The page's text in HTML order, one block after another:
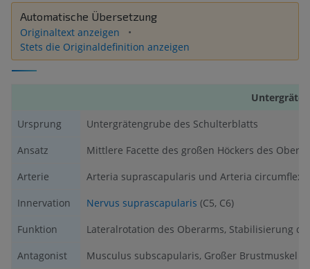
Automatische Übersetzung
Originaltext anzeigen
Stets die Originaldefinition anzeigen
Ursprung
Untergrätengrube des Schulterblatts
Ansatz
Mittlere Facette des großen Höckers des
Arterie
Arteria suprascapularis und Arteria circumflexa
Innervation
Nervus suprascapularis (C5, C6)
Funktion
Lateralrotation des Oberarms, Stabilisierung
Antagonist
Musculus subscapularis, Großer Brustmuskel